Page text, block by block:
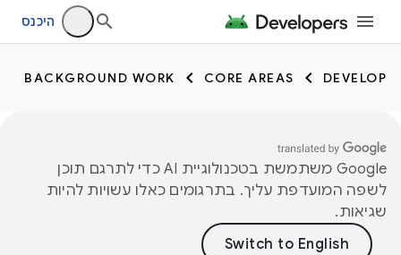
היכנס
DEVELOP
CORE AREAS
BACKGROUND WORK
‫Google משתמשת בטכנולוגיית AI כדי לתרגם תוכן
לשפה המועדפת עליך. בתרגומים כאלו עשויות להיות
שגיאות.